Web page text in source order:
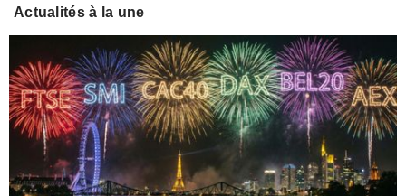
Actualités à la une